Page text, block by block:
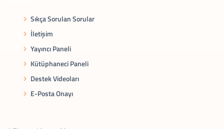
Sıkça Sorulan Sorular
İletişim
Yayıncı Paneli
Kütüphaneci Paneli
Destek Videoları
E-Posta Onayı